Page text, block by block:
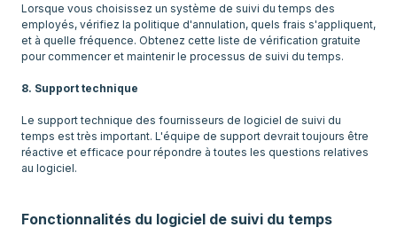
Lorsque vous choisissez un système de suivi du temps des
employés, vérifiez la politique d'annulation, quels frais s'appliquent,
et à quelle fréquence. Obtenez cette liste de vérification gratuite
pour commencer et maintenir le processus de suivi du temps.
8. Support technique
Le support technique des fournisseurs de logiciel de suivi du
temps est très important. L'équipe de support devrait toujours être
réactive et efficace pour répondre à toutes les questions relatives
au logiciel.
Fonctionnalités du logiciel de suivi du temps